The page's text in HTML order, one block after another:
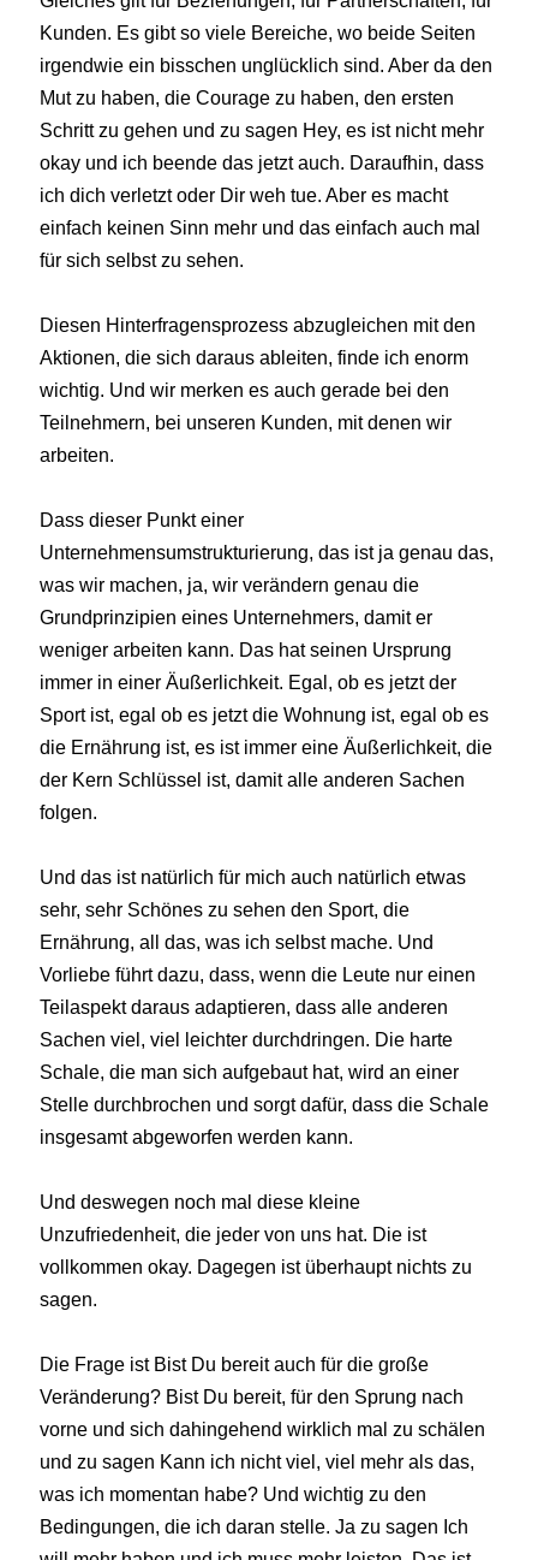
Kunden. Es gibt so viele Bereiche, wo beide Seiten
irgendwie ein bisschen unglücklich sind. Aber da den
Mut zu haben, die Courage zu haben, den ersten
Schritt zu gehen und zu sagen Hey, es ist nicht mehr
okay und ich beende das jetzt auch. Daraufhin, dass
ich dich verletzt oder Dir weh tue. Aber es macht
einfach keinen Sinn mehr und das einfach auch mal
für sich selbst zu sehen.
Diesen Hinterfragensprozess abzugleichen mit den
Aktionen, die sich daraus ableiten, finde ich enorm
wichtig. Und wir merken es auch gerade bei den
Teilnehmern, bei unseren Kunden, mit denen wir
arbeiten.
Dass dieser Punkt einer
Unternehmensumstrukturierung, das ist ja genau das,
was wir machen, ja, wir verändern genau die
Grundprinzipien eines Unternehmers, damit er
weniger arbeiten kann. Das hat seinen Ursprung
immer in einer Äußerlichkeit. Egal, ob es jetzt der
Sport ist, egal ob es jetzt die Wohnung ist, egal ob es
die Ernährung ist, es ist immer eine Äußerlichkeit, die
der Kern Schlüssel ist, damit alle anderen Sachen
folgen.
Und das ist natürlich für mich auch natürlich etwas
sehr, sehr Schönes zu sehen den Sport, die
Ernährung, all das, was ich selbst mache. Und
Vorliebe führt dazu, dass, wenn die Leute nur einen
Teilaspekt daraus adaptieren, dass alle anderen
Sachen viel, viel leichter durchdringen. Die harte
Schale, die man sich aufgebaut hat, wird an einer
Stelle durchbrochen und sorgt dafür, dass die Schale
insgesamt abgeworfen werden kann.
Und deswegen noch mal diese kleine
Unzufriedenheit, die jeder von uns hat. Die ist
vollkommen okay. Dagegen ist überhaupt nichts zu
sagen.
Die Frage ist Bist Du bereit auch für die große
Veränderung? Bist Du bereit, für den Sprung nach
vorne und sich dahingehend wirklich mal zu schälen
und zu sagen Kann ich nicht viel, viel mehr als das,
was ich momentan habe? Und wichtig zu den
Bedingungen, die ich daran stelle. Ja zu sagen Ich